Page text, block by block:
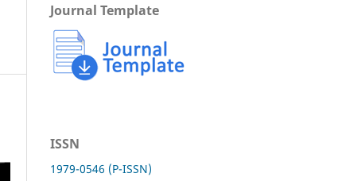
Journal Template
ISSN
1979-0546 (P-ISSN)